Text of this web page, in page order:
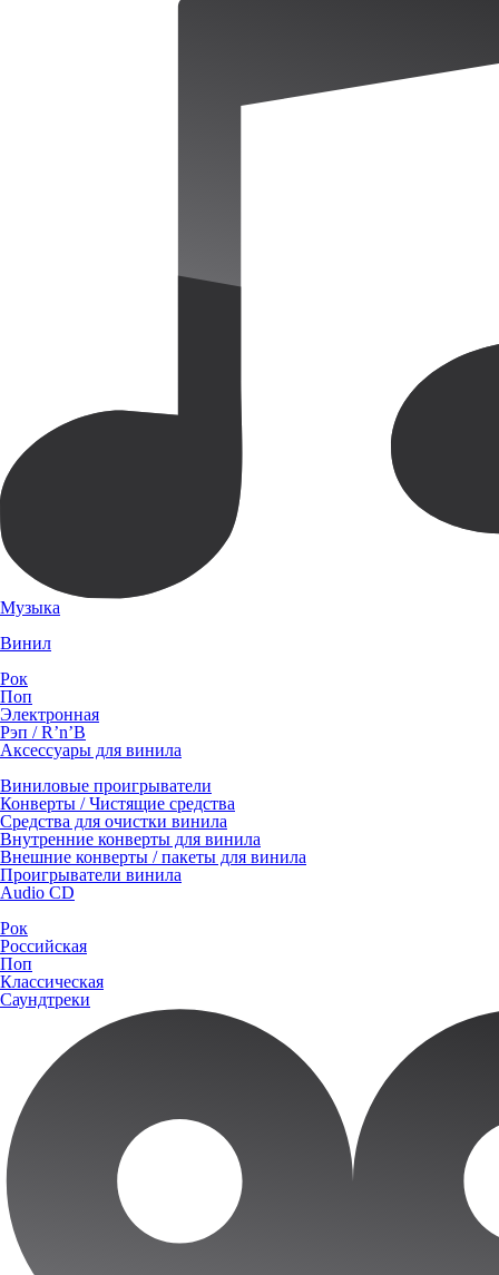
Музыка
Винил
Рок
Поп
Электронная
Рэп / R’n’B
Аксессуары для винила
Виниловые проигрыватели
Конверты / Чистящие средства
Средства для очистки винила
Внутренние конверты для винила
Внешние конверты / пакеты для винила
Проигрыватели винила
Audio CD
Рок
Российская
Поп
Классическая
Саундтреки